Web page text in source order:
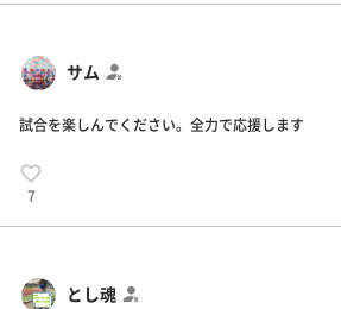
サム
試合を楽しんでください。全力で応援します
7
とし魂